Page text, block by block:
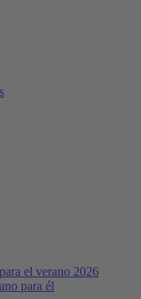
el verano 2026
para él